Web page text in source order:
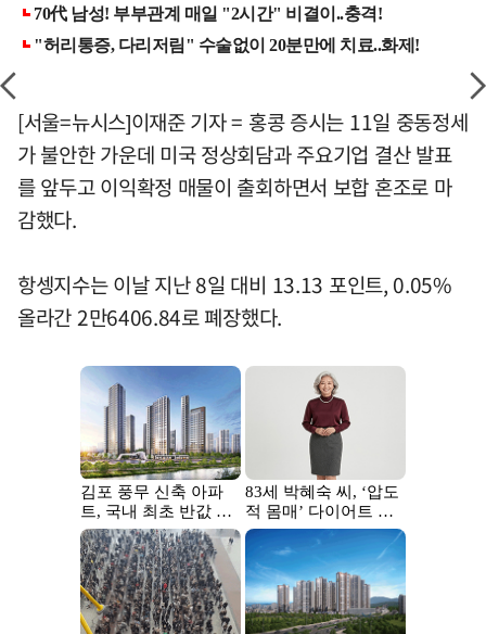
[서울=뉴시스]이재준 기자 = 홍콩 증시는 11일 중동정세
가 불안한 가운데 미국 정상회담과 주요기업 결산 발표
를 앞두고 이익확정 매물이 출회하면서 보합 혼조로 마
감했다.
항셍지수는 이날 지난 8일 대비 13.13 포인트, 0.05%
올라간 2만6406.84로 폐장했다.